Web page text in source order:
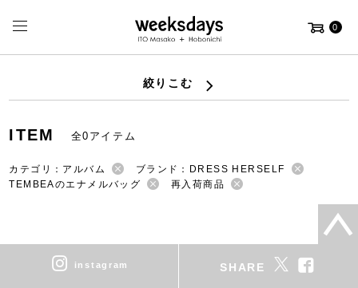
0
絞りこむ
ITEM 全0アイテム
カテゴリ：アルバム
ブランド：DRESS HERSELF
TEMBEAのエナメルバッグ
再入荷商品
instagram SHARE